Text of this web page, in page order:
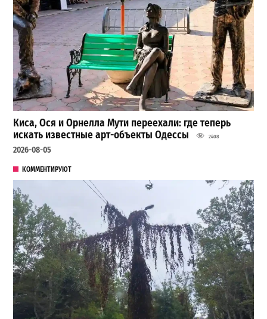
Киса, Ося и Орнелла Мути переехали: где теперь
искать известные арт-объекты Одессы
2408
2026-08-05
КОММЕНТИРУЮТ